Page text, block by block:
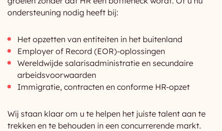
ondersteuning nodig heeft bij:
Het opzetten van entiteiten in het buitenland
Employer of Record (EOR)-oplossingen
Wereldwijde salarisadministratie en secundaire
arbeidsvoorwaarden
Immigratie, contracten en conforme HR-opzet
Wij staan klaar om u te helpen het juiste talent aan te
trekken en te behouden in een concurrerende markt.